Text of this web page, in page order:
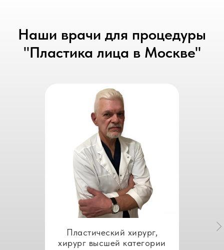
Наши врачи для процедуры
"Пластика лица в Москве"
Пластический хирург,
хирург высшей категории